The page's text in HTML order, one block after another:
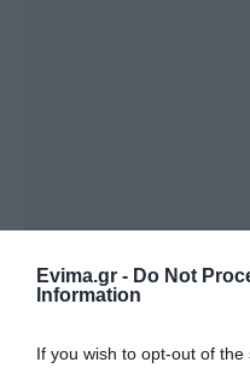
Evima.gr - Do Not
Information
If you wish to opt-out of